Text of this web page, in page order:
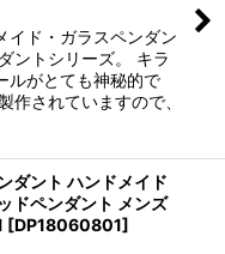
イド・ガラスペンダン
ントシリーズ。 キラ
ルがとても神秘的で
作されていますので、
ダント ハンドメイド
ドペンダント メンズ
[DP18060801]